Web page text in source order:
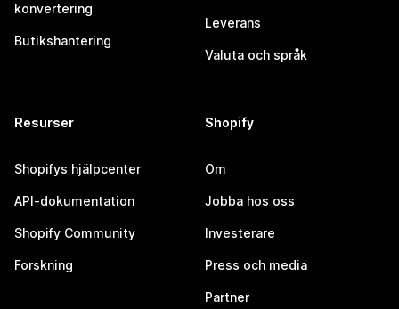
konvertering
Butikshantering
Leverans
Valuta och språk
Resurser
Shopifys hjälpcenter
API-dokumentation
Shopify Community
Forskning
Shopify
Om
Jobba hos oss
Investerare
Press och media
Partner